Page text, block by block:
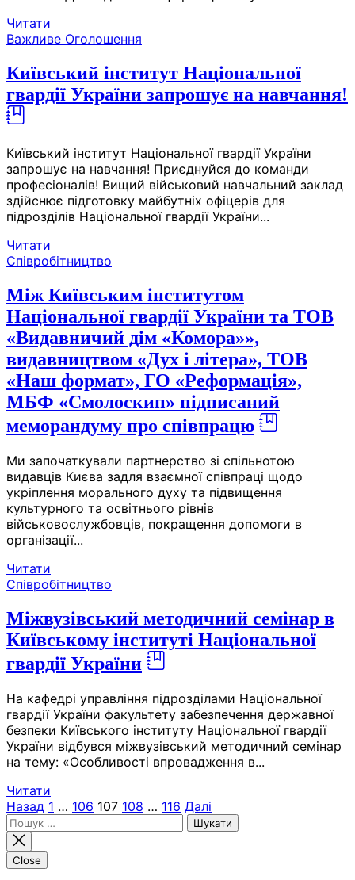
Читати
Важливе Оголошення
Київський інститут Національної
гвардії України запрошує на навчання!
Київський інститут Національної гвардії України
запрошує на навчання! Приєднуйся до команди
професіоналів! Вищий військовий навчальний заклад
здійснює підготовку майбутніх офіцерів для
підрозділів Національної гвардії України...
Читати
Співробітництво
Між Київським інститутом
Національної гвардії України та ТОВ
«Видавничий дім «Комора»»,
видавництвом «Дух і літера», ТОВ
«Наш формат», ГО «Реформація»,
МБФ «Смолоскип» підписаний
меморандуму про співпрацю
Ми започаткували партнерство зі спільнотою
видавців Києва задля взаємної співпраці щодо
укріплення морального духу та підвищення
культурного та освітнього рівнів
військовослужбовців, покращення допомоги в
організації...
Читати
Співробітництво
Міжвузівський методичний семінар в
Київському інституті Національної
гвардії України
На кафедрі управління підрозділами Національної
гвардії України факультету забезпечення державної
безпеки Київського інституту Національної гвардії
України відбувся міжвузівський методичний семінар
на тему: «Особливості впровадження в...
Читати
Пагінація
записів
Назад 1 … 106 107 108 … 116 Далі
Пошук:
Close